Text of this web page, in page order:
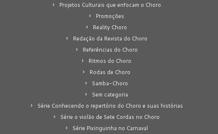
Projetos Culturais que enfocam o Choro
Promoções
Reality Choro
Redação da Revista do Choro
Referências do Choro
Ritmos do Choro
Rodas de Choro
Samba-Choro
Sem categoria
Série Conhecendo o repertório do Choro e suas histórias
Série o violão de Sete Cordas no Choro
Série Pixinguinha no Carnaval